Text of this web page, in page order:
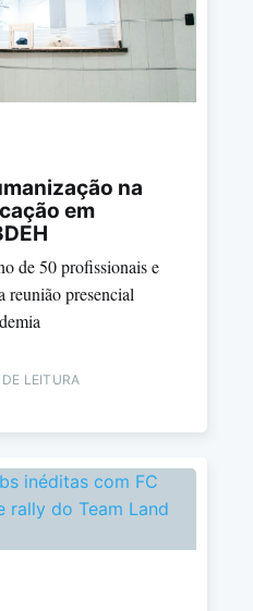
na
em
de 50 profissionais e
reunião presencial
LEITURA